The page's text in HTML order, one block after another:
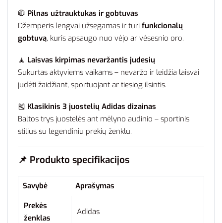
🧥 Pilnas užtrauktukas ir gobtuvas
Džemperis lengvai užsegamas ir turi funkcionalų
gobtuvą, kuris apsaugo nuo vėjo ar vėsesnio oro.
🧘 Laisvas kirpimas nevaržantis judesių
Sukurtas aktyviems vaikams – nevaržo ir leidžia laisvai
judėti žaidžiant, sportuojant ar tiesiog ilsintis.
🎽 Klasikinis 3 juostelių Adidas dizainas
Baltos trys juostelės ant mėlyno audinio – sportinis
stilius su legendiniu prekių ženklu.
📌 Produkto specifikacijos
Savybė
Aprašymas
Prekės
ženklas
Adidas